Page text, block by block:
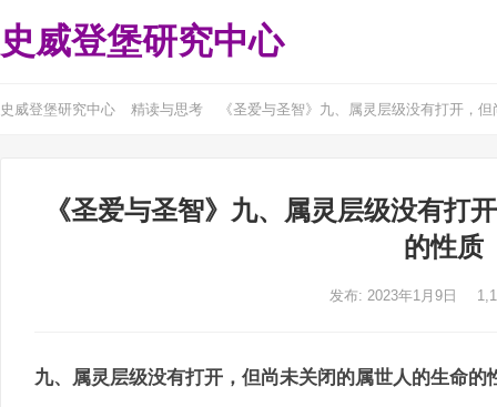
史威登堡研究中心
史威登堡研究中心 精读与思考 《圣爱与圣智》九、属灵层级没有打开，
《圣爱与圣智》九、属灵层级没有打
的性质
发布: 2023年1月9日
九、属灵层级没有打开，但尚未关闭的属世人的生命的